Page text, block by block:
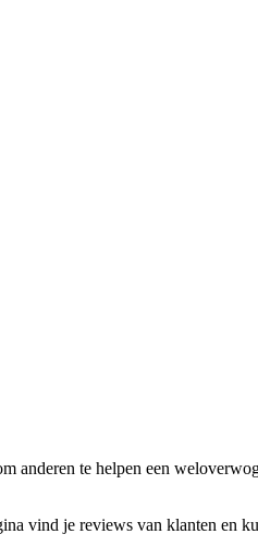
anderen te helpen een
vind je reviews van klanten en